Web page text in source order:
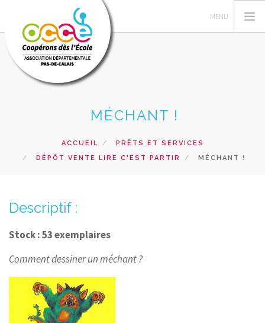
GERER SA COOPERATIVE
NOS ACTIONS PEDAGOGIQUES
RESSOURCES ET SERVICES
RECHERCHER
CONTACT
MÉCHANT !
ACCUEIL
PRÊTS ET SERVICES
DÉPÔT VENTE LIRE C'EST PARTIR
MÉCHANT !
Descriptif :
Stock : 53 exemplaires
Comment dessiner un méchant ?